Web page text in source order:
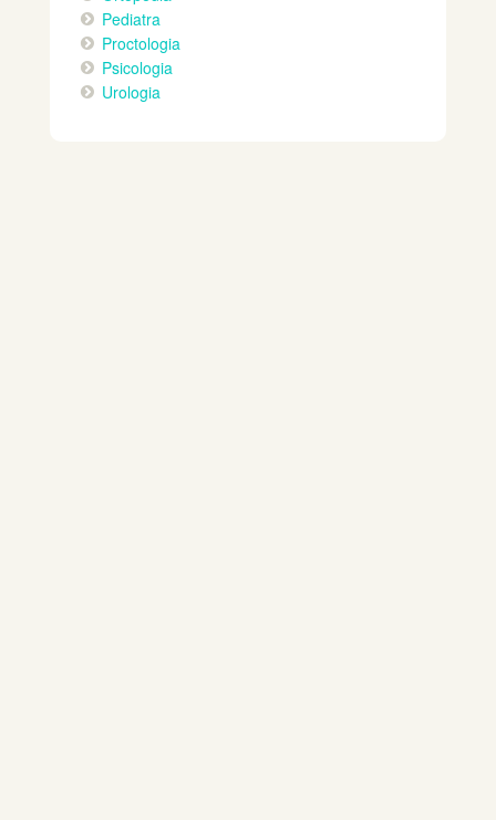
Pediatra
Proctologia
Psicologia
Urologia